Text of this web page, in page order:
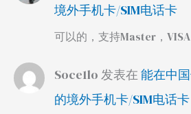
境外手机卡/SIM电话卡
可以的，支持Master，
Soce1lo 发表在能在中
的境外手机卡/SIM电话卡